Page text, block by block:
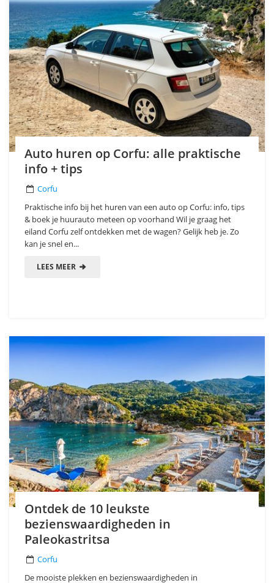
Auto huren op Corfu: alle praktische
info + tips
Corfu
Praktische info bij het huren van een auto op Corfu: info, tips
& boek je huurauto meteen op voorhand Wil je graag het
eiland Corfu zelf ontdekken met de wagen? Gelijk heb je. Zo
kan je snel en...
LEES MEER
Ontdek de 10 leukste
bezienswaardigheden in
Paleokastritsa
Corfu
De mooiste plekken en bezienswaardigheden in